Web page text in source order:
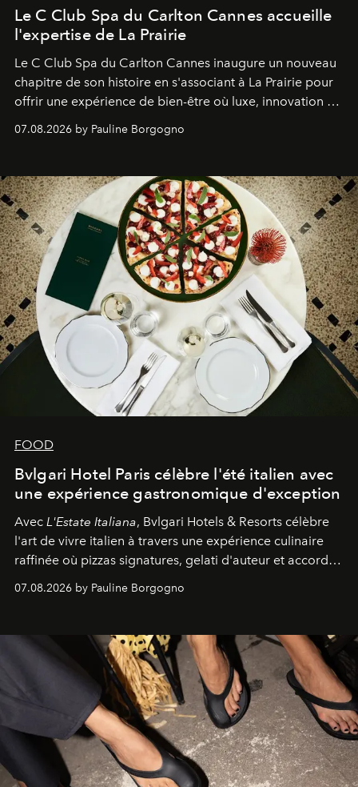
Le C Club Spa du Carlton Cannes accueille
l'expertise de La Prairie
Le C Club Spa du Carlton Cannes inaugure un nouveau
chapitre de son histoire en s'associant à La Prairie pour
offrir une expérience de bien-être où luxe, innovation et
expertise se rencontrent.
07.08.2026 by Pauline Borgogno
FOOD
Bvlgari Hotel Paris célèbre l'été italien avec
une expérience gastronomique d'exception
Avec L'Estate Italiana, Bvlgari Hotels & Resorts célèbre
l'art de vivre italien à travers une expérience culinaire
raffinée où pizzas signatures, gelati d'auteur et accords
d'exception composent un véritable voyage sensoriel.
07.08.2026 by Pauline Borgogno